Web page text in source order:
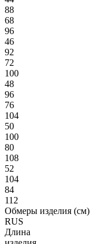
88
68
96
46
92
72
100
48
96
76
104
50
100
80
108
52
104
84
112
Обмеры изделия (см)
RUS
Длина